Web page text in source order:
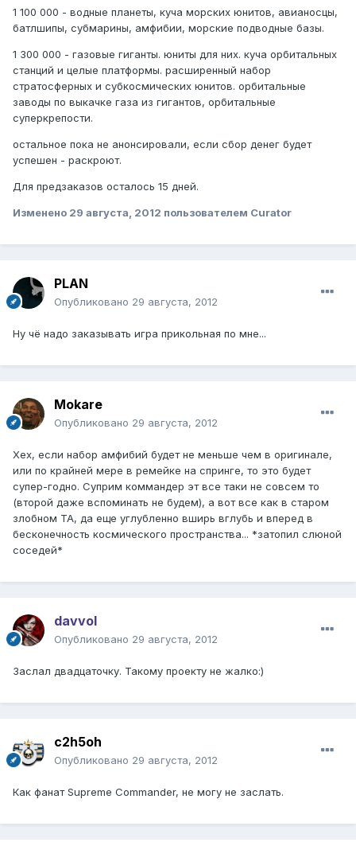
1 100 000 - водные планеты, куча морских юнитов, авианосцы,
батлшипы, субмарины, амфибии, морские подводные базы.
1 300 000 - газовые гиганты. юниты для них. куча орбитальных
станций и целые платформы. расширенный набор
стратосферных и субкосмических юнитов. орбитальные
заводы по выкачке газа из гигантов, орбитальные
суперкрепости.
остальное пока не анонсировали, если сбор денег будет
успешен - раскроют.
Для предзаказов осталось 15 дней.
Изменено 29 августа, 2012 пользователем Curator
PLAN
Опубликовано 29 августа, 2012
Ну чё надо заказывать игра прикольная по мне...
Mokare
Опубликовано 29 августа, 2012
Хех, если набор амфибий будет не меньше чем в оригинале,
или по крайней мере в ремейке на спринге, то это будет
супер-годно. Суприм коммандер эт все таки не совсем то
(второй даже вспоминать не будем), а вот все как в старом
злобном ТА, да еще углубленно вширь вглубь и вперед в
бесконечность космического пространства... *затопил слюной
соседей*
davvol
Опубликовано 29 августа, 2012
Заслал двадцаточку. Такому проекту не жалко:)
c2h5oh
Опубликовано 29 августа, 2012
Как фанат Supreme Commander, не могу не заслать.